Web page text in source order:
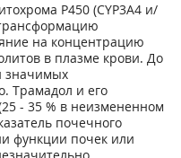
Р450 (CYP3A4 и/
на концентрацию
в плазме крови. До
значимых
Трамадол и его
- 35 % в неизмененном
почечного
функции почек или